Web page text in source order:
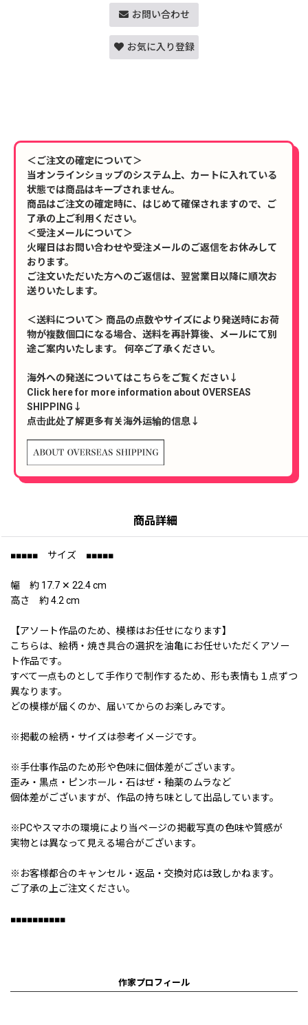
お問い合わせ
お気に入り登録
＜ご注文の確定について＞
当オンラインショップのシステム上、カートに入れている
状態では商品はキープされません。
商品はご注文の確定時に、はじめて確保されますので、ご
了承の上ご利用ください。
＜受注メールについて＞
火曜日はお問い合わせや受注メールのご返信をお休みして
おります。
ご注文いただいた方へのご返信は、翌営業日以降に順次お
送りいたします。
＜送料について＞ 商品の点数やサイズにより発送時にお荷
物が複数個口になる場合、送料を再計算後、メールにて別
途ご案内いたします。 何卒ご了承ください。
海外への発送についてはこちらをご覧ください↓
Click here for more information about OVERSEAS
SHIPPING↓
点击此处了解更多有关海外运输的信息↓
商品詳細
■■■■■ サイズ ■■■■■
幅 約 17.7 ✕ 22.4 cm
高さ 約 4.2 cm
【アソート作品のため、模様はお任せになります】
こちらは、絵柄・焼き具合の選択を油亀にお任せいただくアソー
ト作品です。
すべて一点ものとして手作りで制作するため、形も表情も１点ずつ
異なります。
どの模様が届くのか、届いてからのお楽しみです。
※掲載の絵柄・サイズは参考イメージです。
※手仕事作品のため形や色味に個体差がございます。
歪み・黒点・ピンホール・石はぜ・釉薬のムラなど
個体差がございますが、作品の持ち味として出品しています。
※PCやスマホの環境により当ページの掲載写真の色味や質感が
実物とは異なって見える場合がございます。
※お客様都合のキャンセル・返品・交換対応は致しかねます。
ご了承の上ご注文ください。
■■■■■■■■■■
作家プロフィール